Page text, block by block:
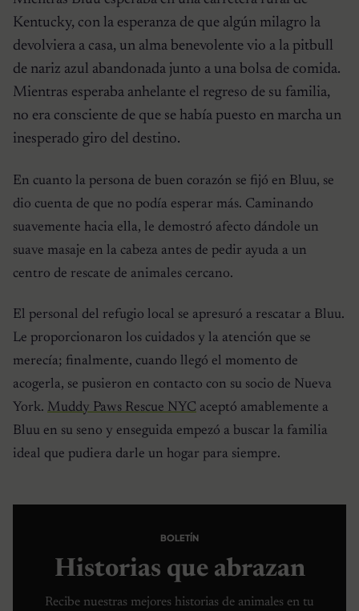
Kentucky, con la esperanza de que algún milagro la
devolviera a casa, un alma benevolente vio a la pitbull
de nariz azul abandonada junto a una bolsa de comida.
Mientras esperaba anhelante el regreso de su familia,
no era consciente de que se había puesto en marcha un
inesperado giro del destino.
En cuanto la persona de buen corazón se fijó en Bluu, se
dio cuenta de que no podía esperar más. Caminando
suavemente hacia ella, le demostró afecto dándole un
suave masaje en la cabeza antes de pedir ayuda a un
centro de rescate de animales cercano.
El personal del refugio local se apresuró a rescatar a Bluu.
Le proporcionaron los cuidados y la atención que se
merecía; finalmente, cuando llegó el momento de
acogerla, se pusieron en contacto con su socio de Nueva
York. Muddy Paws Rescue NYC aceptó amablemente a
Bluu en su seno y enseguida empezó a buscar la familia
ideal que pudiera darle un hogar para siempre.
BOLETÍN
Historias que abrazan
Recibe nuestras mejores historias de animales en tu